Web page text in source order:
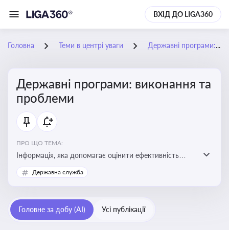
ВХІД ДО LIGA360
Головна Теми в центрі уваги Державні програми: виконання та проблеми
Державні програми: виконання та
проблеми
ПРО ЩО ТЕМА:
Інформація, яка допомагає оцінити ефективність
використання бюджетних коштів, виявити проблеми
реалізації та знайти шляхи їх удосконалення
Державна служба
Головне за добу (AI) Усі публікації